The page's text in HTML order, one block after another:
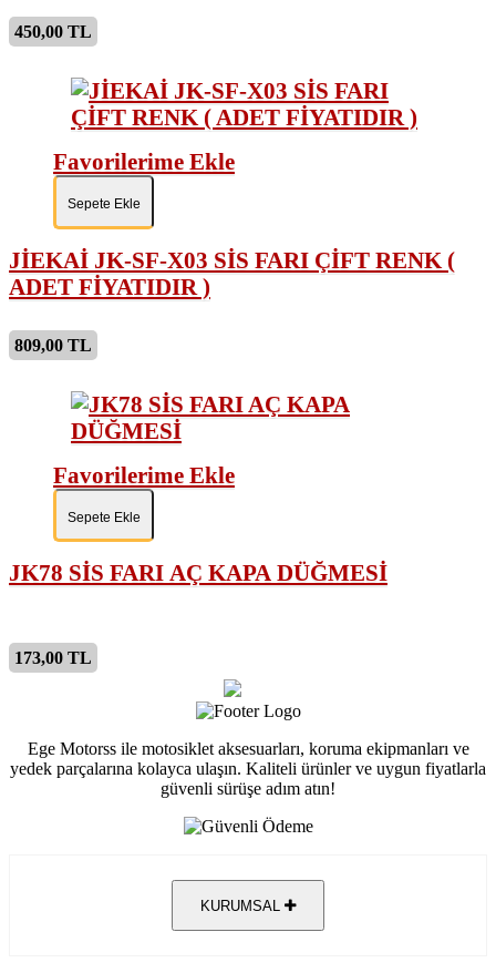
450,00 TL
Favorilerime Ekle
Sepete Ekle
JİEKAİ JK-SF-X03 SİS FARI ÇİFT RENK (
ADET FİYATIDIR )
809,00 TL
Favorilerime Ekle
Sepete Ekle
JK78 SİS FARI AÇ KAPA DÜĞMESİ
173,00 TL
Ege Motorss ile motosiklet aksesuarları, koruma ekipmanları ve
yedek parçalarına kolayca ulaşın. Kaliteli ürünler ve uygun fiyatlarla
güvenli sürüşe adım atın!
KURUMSAL